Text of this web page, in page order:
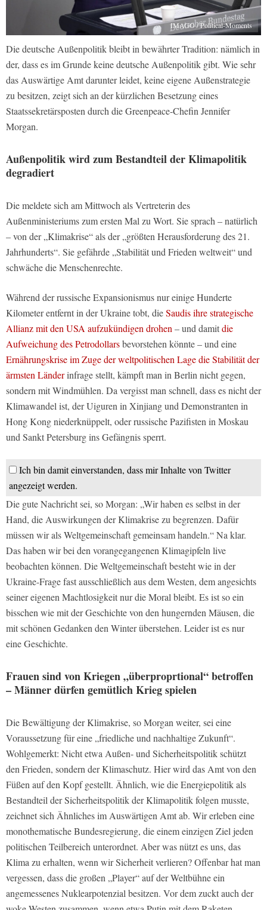
IMAGO / Political-Moments
Die deutsche Außenpolitik bleibt in bewährter Tradition: nämlich in
der, dass es im Grunde keine deutsche Außenpolitik gibt. Wie sehr
das Auswärtige Amt darunter leidet, keine eigene Außenstrategie
zu besitzen, zeigt sich an der kürzlichen Besetzung eines
Staatssekretärsposten durch die Greenpeace-Chefin Jennifer
Morgan.
Außenpolitik wird zum Bestandteil der Klimapolitik
degradiert
Die meldete sich am Mittwoch als Vertreterin des
Außenministeriums zum ersten Mal zu Wort. Sie sprach – natürlich
– von der „Klimakrise“ als der „größten Herausforderung des 21.
Jahrhunderts“. Sie gefährde „Stabilität und Frieden weltweit“ und
schwäche die Menschenrechte.
Während der russische Expansionismus nur einige Hunderte
Kilometer entfernt in der Ukraine tobt, dieSaudis ihre strategische
Allianz mit den USA aufzukündigen drohen– und damitdie
Aufweichung des Petrodollarsbevorstehen könnte – und eine
Ernährungskrise im Zuge der weltpolitischen Lage die Stabilität der
ärmsten Länderinfrage stellt, kämpft man in Berlin nicht gegen,
sondern mit Windmühlen. Da vergisst man schnell, dass es nicht der
Klimawandel ist, der Uiguren in Xinjiang und Demonstranten in
Hong Kong niederknüppelt, oder russische Pazifisten in Moskau
und Sankt Petersburg ins Gefängnis sperrt.
Ich bin damit einverstanden, dass mir Inhalte von Twitter
angezeigt werden.
Die gute Nachricht sei, so Morgan: „Wir haben es selbst in der
Hand, die Auswirkungen der Klimakrise zu begrenzen. Dafür
müssen wir als Weltgemeinschaft gemeinsam handeln.“ Na klar.
Das haben wir bei den vorangegangenen Klimagipfeln live
beobachten können. Die Weltgemeinschaft besteht wie in der
Ukraine-Frage fast ausschließlich aus dem Westen, dem angesichts
seiner eigenen Machtlosigkeit nur die Moral bleibt. Es ist so ein
bisschen wie mit der Geschichte von den hungernden Mäusen, die
mit schönen Gedanken den Winter überstehen. Leider ist es nur
eine Geschichte.
Frauen sind von Kriegen „überproprtional“ betroffen
– Männer dürfen gemütlich Krieg spielen
Die Bewältigung der Klimakrise, so Morgan weiter, sei eine
Voraussetzung für eine „friedliche und nachhaltige Zukunft“.
Wohlgemerkt: Nicht etwa Außen- und Sicherheitspolitik schützt
den Frieden, sondern der Klimaschutz. Hier wird das Amt von den
Füßen auf den Kopf gestellt. Ähnlich, wie die Energiepolitik als
Bestandteil der Sicherheitspolitik der Klimapolitik folgen musste,
zeichnet sich Ähnliches im Auswärtigen Amt ab. Wir erleben eine
monothematische Bundesregierung, die einem einzigen Ziel jeden
politischen Teilbereich unterordnet. Aber was nützt es uns, das
Klima zu erhalten, wenn wir Sicherheit verlieren? Offenbar hat man
vergessen, dass die großen „Player“ auf der Weltbühne ein
angemessenes Nuklearpotenzial besitzen. Vor dem zuckt auch der